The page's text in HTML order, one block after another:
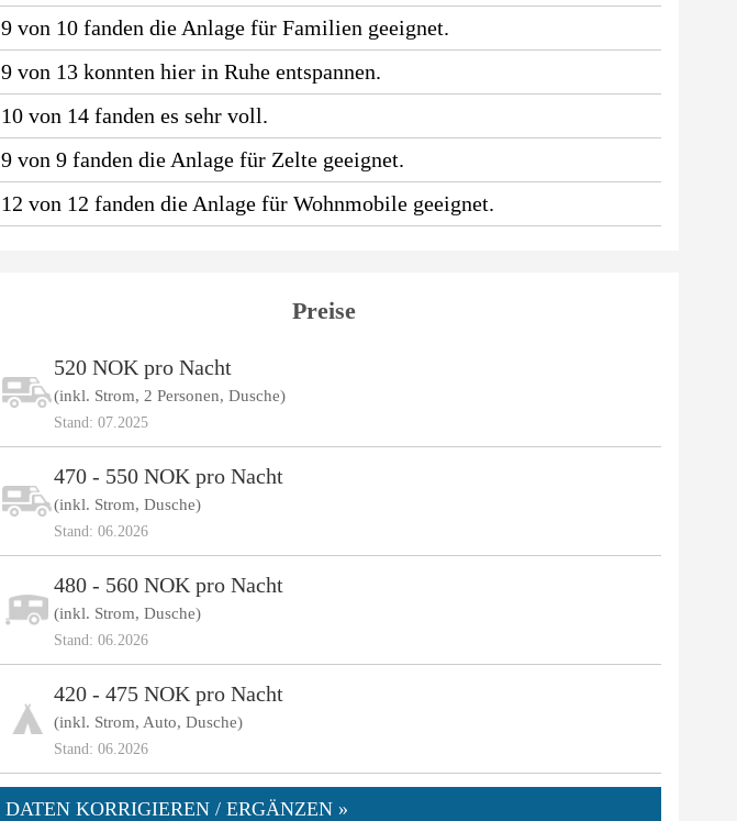
9 von 10 fanden die Anlage für Familien geeignet.
9 von 13 konnten hier in Ruhe entspannen.
10 von 14 fanden es sehr voll.
9 von 9 fanden die Anlage für Zelte geeignet.
12 von 12 fanden die Anlage für Wohnmobile geeignet.
Preise
520 NOK pro Nacht
(inkl. Strom, 2 Personen, Dusche)
Stand: 07.2025
470 - 550 NOK pro Nacht
(inkl. Strom, Dusche)
Stand: 06.2026
480 - 560 NOK pro Nacht
(inkl. Strom, Dusche)
Stand: 06.2026
420 - 475 NOK pro Nacht
(inkl. Strom, Auto, Dusche)
Stand: 06.2026
DATEN KORRIGIEREN / ERGÄNZEN »